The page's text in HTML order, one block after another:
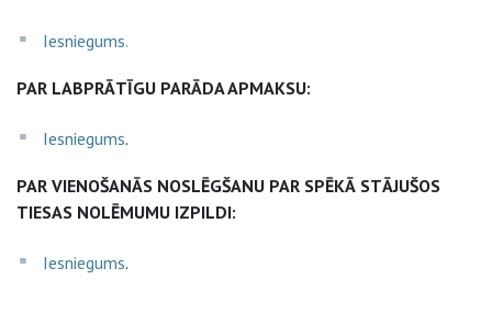
Iesniegums.
PAR LABPRĀTĪGU PARĀDA APMAKSU:
Iesniegums.
PAR VIENOŠANĀS NOSLĒGŠANU PAR SPĒKĀ STĀJUŠOS
TIESAS NOLĒMUMU IZPILDI:
Iesniegums.